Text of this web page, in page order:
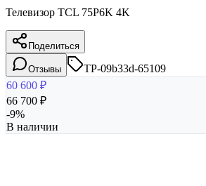
Телевизор TCL 75P6K 4K
Поделиться
Отзывы
TP-09b33d-65109
60 600 ₽
66 700 ₽
-9%
В наличии